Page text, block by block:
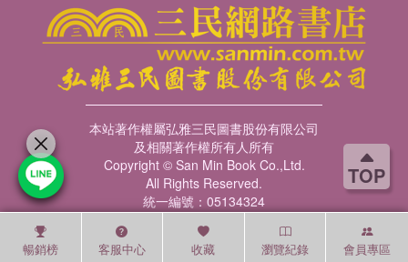
TOP
暢銷榜 客服中心 收藏 瀏覽紀錄 會員專區
本站著作權屬弘雅三民圖書股份有限公司
及相關著作權所有人所有
Copyright © San Min Book Co.,Ltd.
All Rights Reserved.
統一編號：05134324